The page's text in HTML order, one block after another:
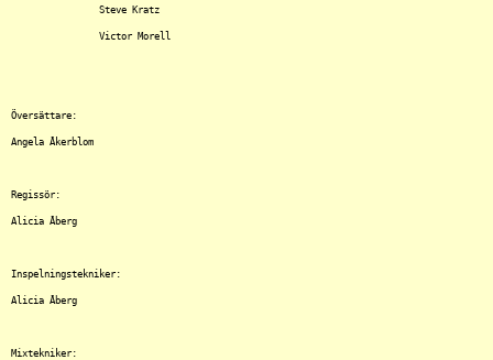
Översättare:
Angela Åkerblom
Regissör:
Alicia Åberg
Inspelningstekniker:
Alicia Åberg
Mixtekniker: